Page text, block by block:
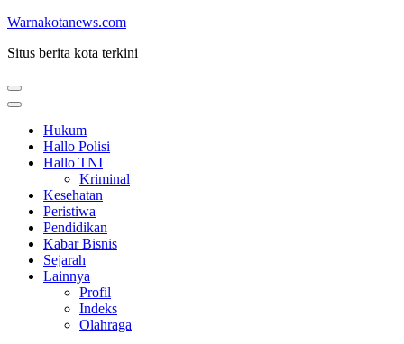
Lompat
konten
Enter)
Warnakotanews.com
Situs berita kota terkini
Hukum
Hallo Polisi
Hallo TNI
Kriminal
Kesehatan
Peristiwa
Pendidikan
Kabar Bisnis
Sejarah
Lainnya
Profil
Indeks
Olahraga